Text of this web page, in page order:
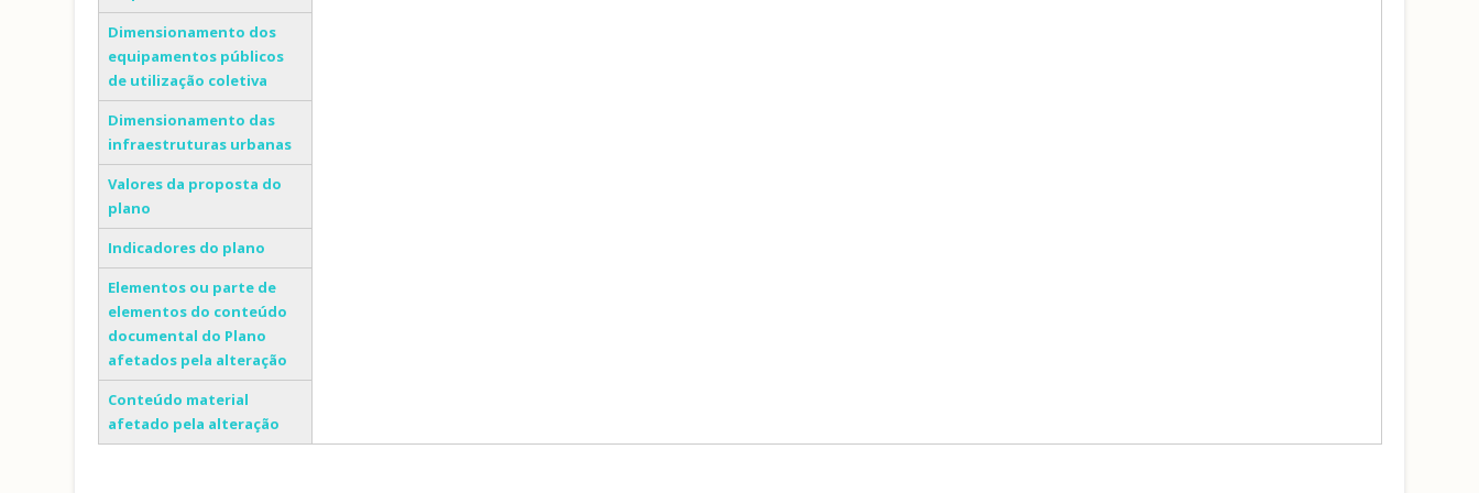
Dimensionamento dos
equipamentos públicos
de utilização coletiva
Dimensionamento das
infraestruturas urbanas
Valores da proposta do
plano
Indicadores do plano
Elementos ou parte de
elementos do conteúdo
documental do Plano
afetados pela alteração
Conteúdo material
afetado pela alteração